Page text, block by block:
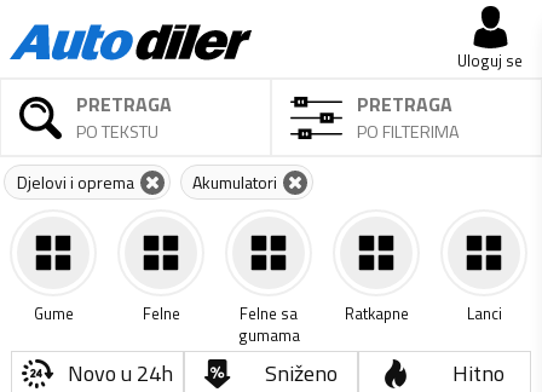
Uloguj se
PRETRAGA
PO TEKSTU
PRETRAGA
PO FILTERIMA
Djelovi i oprema Akumulatori
Gume Felne
Felne sa
gumama
Ratkapne Lanci
Novo u 24h Sniženo Hitno